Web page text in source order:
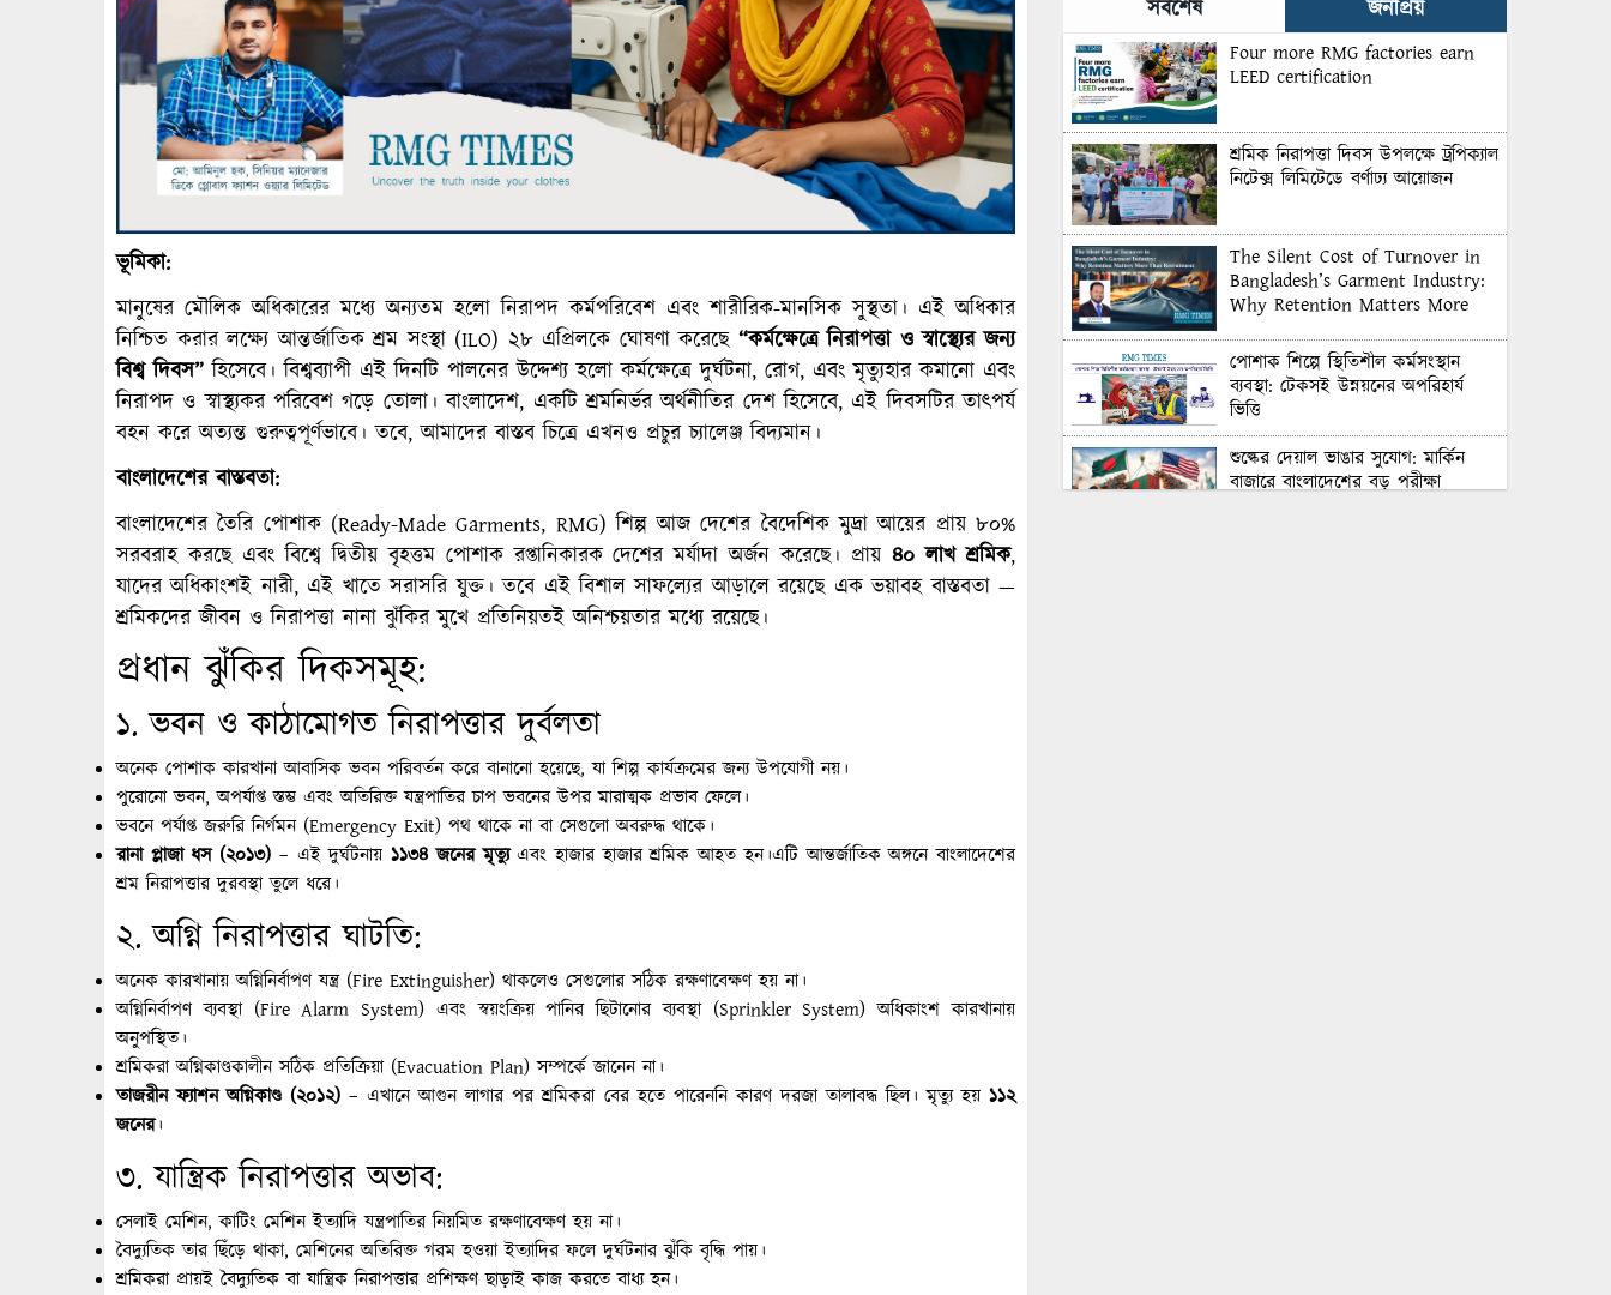
ভূমিকা:
মানুষের মৌলিক অধিকারের মধ্যে অন্যতম হলো নিরাপদ কর্মপরিবেশ এবং শারীরিক-মানসিক সুস্থতা। এই অধিকার
নিশ্চিত করার লক্ষ্যে আন্তর্জাতিক শ্রম সংস্থা (ILO) ২৮ এপ্রিলকে ঘোষণা করেছে “কর্মক্ষেত্রে নিরাপত্তা ও স্বাস্থ্যের জন্য
বিশ্ব দিবস” হিসেবে। বিশ্বব্যাপী এই দিনটি পালনের উদ্দেশ্য হলো কর্মক্ষেত্রে দুর্ঘটনা, রোগ, এবং মৃত্যুহার কমানো এবং
নিরাপদ ও স্বাস্থ্যকর পরিবেশ গড়ে তোলা। বাংলাদেশ, একটি শ্রমনির্ভর অর্থনীতির দেশ হিসেবে, এই দিবসটির তাৎপর্য
বহন করে অত্যন্ত গুরুত্বপূর্ণভাবে। তবে, আমাদের বাস্তব চিত্রে এখনও প্রচুর চ্যালেঞ্জ বিদ্যমান।
বাংলাদেশের বাস্তবতা:
বাংলাদেশের তৈরি পোশাক (Ready-Made Garments, RMG) শিল্প আজ দেশের বৈদেশিক মুদ্রা আয়ের প্রায় ৮০%
সরবরাহ করছে এবং বিশ্বে দ্বিতীয় বৃহত্তম পোশাক রপ্তানিকারক দেশের মর্যাদা অর্জন করেছে। প্রায়৪০ লাখ শ্রমিক,
যাদের অধিকাংশই নারী, এই খাতে সরাসরি যুক্ত। তবে এই বিশাল সাফল্যের আড়ালে রয়েছে এক ভয়াবহ বাস্তবতা —
শ্রমিকদের জীবন ও নিরাপত্তা নানা ঝুঁকির মুখে প্রতিনিয়তই অনিশ্চয়তার মধ্যে রয়েছে।
প্রধান ঝুঁকির দিকসমূহ:
১. ভবন ও কাঠামোগত নিরাপত্তার দুর্বলতা
অনেক পোশাক কারখানা আবাসিক ভবন পরিবর্তন করে বানানো হয়েছে, যা শিল্প কার্যক্রমের জন্য উপযোগী নয়।
পুরোনো ভবন, অপর্যাপ্ত স্তম্ভ এবং অতিরিক্ত যন্ত্রপাতির চাপ ভবনের উপর মারাত্মক প্রভাব ফেলে।
ভবনে পর্যাপ্ত জরুরি নির্গমন (Emergency Exit) পথ থাকে না বা সেগুলো অবরুদ্ধ থাকে।
রানা প্লাজা ধস (২০১৩) – এই দুর্ঘটনায়১১৩৪ জনের মৃত্যুএবং হাজার হাজার শ্রমিক আহত হন।এটি আন্তর্জাতিক অঙ্গনে বাংলাদেশের
শ্রম নিরাপত্তার দুরবস্থা তুলে ধরে।
২. অগ্নি নিরাপত্তার ঘাটতি:
অনেক কারখানায় অগ্নিনির্বাপণ যন্ত্র (Fire Extinguisher) থাকলেও সেগুলোর সঠিক রক্ষণাবেক্ষণ হয় না।
অগ্নিনির্বাপণ ব্যবস্থা (Fire Alarm System) এবং স্বয়ংক্রিয় পানির ছিটানোর ব্যবস্থা (Sprinkler System) অধিকাংশ কারখানায়
অনুপস্থিত।
শ্রমিকরা অগ্নিকাণ্ডকালীন সঠিক প্রতিক্রিয়া (Evacuation Plan) সম্পর্কে জানেন না।
তাজরীন ফ্যাশন অগ্নিকাণ্ড (২০১২) – এখানে আগুন লাগার পর শ্রমিকরা বের হতে পারেননি কারণ দরজা তালাবদ্ধ ছিল। মৃত্যু হয়১১২
জনের।
৩. যান্ত্রিক নিরাপত্তার অভাব:
সেলাই মেশিন, কাটিং মেশিন ইত্যাদি যন্ত্রপাতির নিয়মিত রক্ষণাবেক্ষণ হয় না।
বৈদ্যুতিক তার ছিঁড়ে থাকা, মেশিনের অতিরিক্ত গরম হওয়া ইত্যাদির ফলে দুর্ঘটনার ঝুঁকি বৃদ্ধি পায়।
শ্রমিকরা প্রায়ই বৈদ্যুতিক বা যান্ত্রিক নিরাপত্তার প্রশিক্ষণ ছাড়াই কাজ করতে বাধ্য হন।
Recruitment
সর্বশেষ জনপ্রিয়
Four more RMG factories earn
LEED certification
শ্রমিক নিরাপত্তা দিবস উপলক্ষে ট্রপিক্যাল
নিটেক্স লিমিটেডে বর্ণাঢ্য আয়োজন
The Silent Cost of Turnover in
Bangladesh’s Garment Industry:
Why Retention Matters More
পোশাক শিল্পে স্থিতিশীল কর্মসংস্থান
ব্যবস্থা: টেকসই উন্নয়নের অপরিহার্য
ভিত্তি
শুল্কের দেয়াল ভাঙার সুযোগ: মার্কিন
বাজারে বাংলাদেশের বড় পরীক্ষা